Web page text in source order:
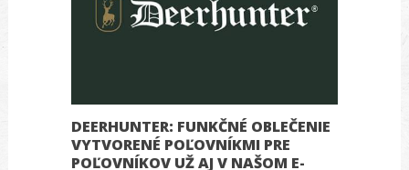
DEERHUNTER: FUNKČNÉ OBLEČENIE
VYTVORENÉ POĽOVNÍKMI PRE
POĽOVNÍKOV UŽ AJ V NAŠOM E-